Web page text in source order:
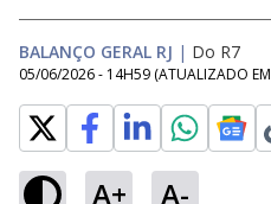
BALANÇO GERAL RJ | Do R7
05/06/2026 - 14H59 (ATUALIZADO EM
A+ A-